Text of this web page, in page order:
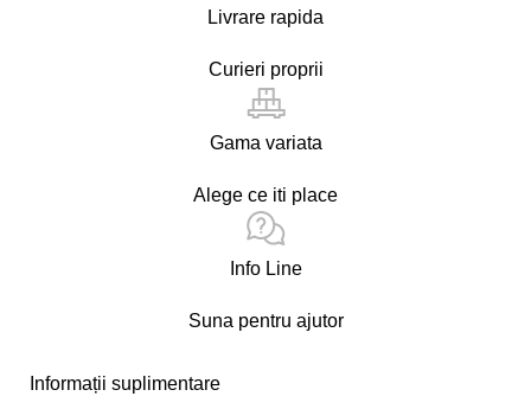
Livrare rapida
Curieri proprii
Gama variata
Alege ce iti place
Info Line
Suna pentru ajutor
Informații suplimentare